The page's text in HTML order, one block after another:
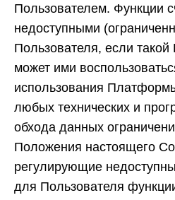
Пользователем. Функции
недоступными
Пользователя, если такой
может ими
использования
любых технических и
обхода данных
Положения настоящего
регулирующие
для Пользователя